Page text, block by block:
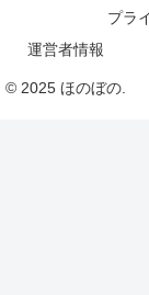
プラ
運営者情報
© 2025 ほのぼの.